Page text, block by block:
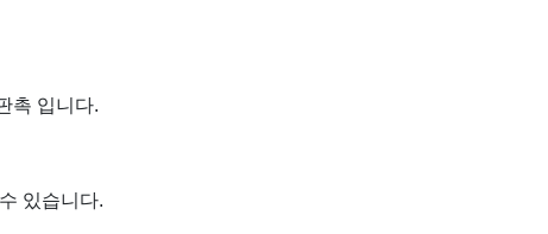
촉 입니다.
있습니다.